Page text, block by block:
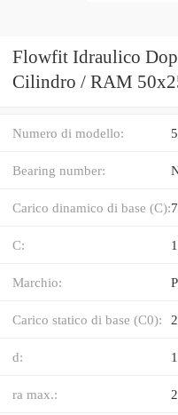
Flowfit Idraulico
Cilindro / RAM
Numero di modello:
Bearing number:
Carico dinamico di base (C):
C:
Marchio:
Carico statico di base (C0):
d:
ra max.: